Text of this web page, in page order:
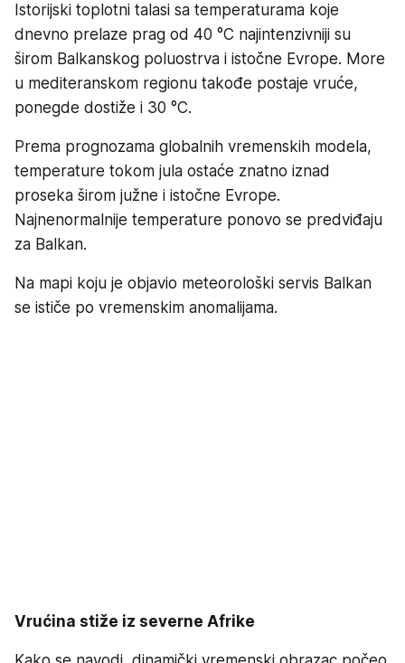
Istorijski toplotni talasi sa temperaturama koje
dnevno prelaze prag od 40 °C najintenzivniji su
širom Balkanskog poluostrva i istočne Evrope. More
u mediteranskom regionu takođe postaje vruće,
ponegde dostiže i 30 °C.
Prema prognozama globalnih vremenskih modela,
temperature tokom jula ostaće znatno iznad
proseka širom južne i istočne Evrope.
Najnenormalnije temperature ponovo se predviđaju
za Balkan.
Na mapi koju je objavio meteorološki servis Balkan
se ističe po vremenskim anomalijama.
Vrućina stiže iz severne Afrike